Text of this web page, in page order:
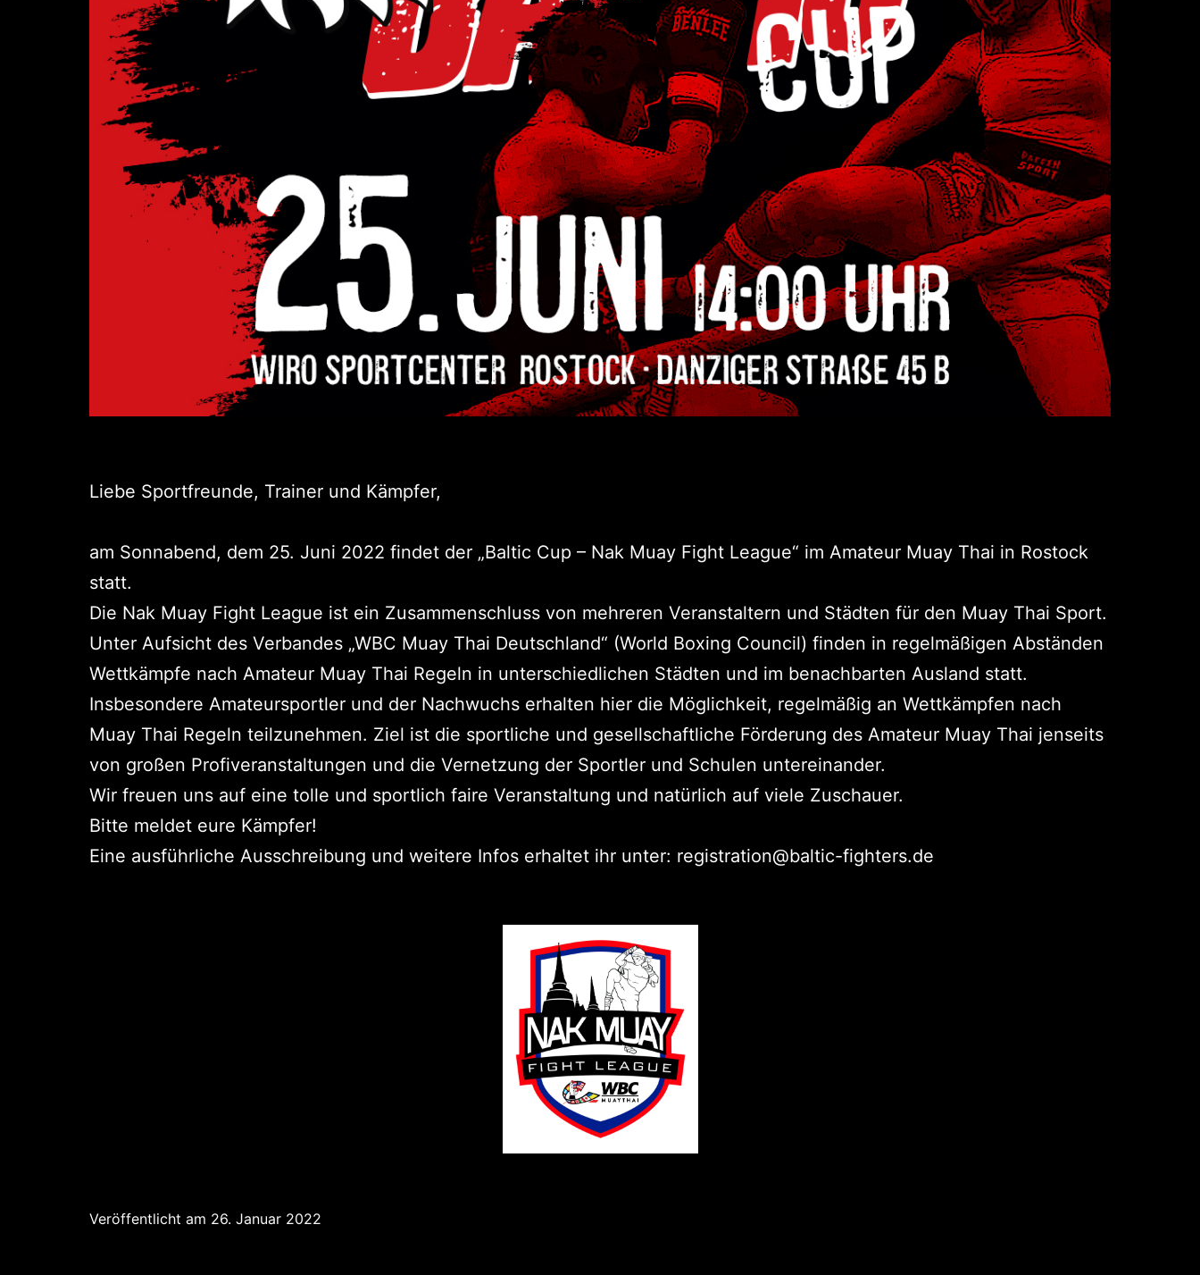
Liebe Sportfreunde, Trainer und Kämpfer,
am Sonnabend, dem 25. Juni 2022 findet der „Baltic Cup – Nak Muay Fight League“ im Amateur Muay Thai in Rostock
statt.
Die Nak Muay Fight League ist ein Zusammenschluss von mehreren Veranstaltern und Städten für den Muay Thai Sport.
Unter Aufsicht des Verbandes „WBC Muay Thai Deutschland“ (World Boxing Council) finden in regelmäßigen Abständen
Wettkämpfe nach Amateur Muay Thai Regeln in unterschiedlichen Städten und im benachbarten Ausland statt.
Insbesondere Amateursportler und der Nachwuchs erhalten hier die Möglichkeit, regelmäßig an Wettkämpfen nach
Muay Thai Regeln teilzunehmen. Ziel ist die sportliche und gesellschaftliche Förderung des Amateur Muay Thai jenseits
von großen Profiveranstaltungen und die Vernetzung der Sportler und Schulen untereinander.
Wir freuen uns auf eine tolle und sportlich faire Veranstaltung und natürlich auf viele Zuschauer.
Bitte meldet eure Kämpfer!
Eine ausführliche Ausschreibung und weitere Infos erhaltet ihr unter: registration@baltic-fighters.de
Veröffentlicht am 26. Januar 2022